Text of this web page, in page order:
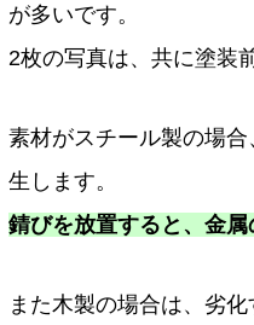
が多いです。
2枚の写真は、共に塗装
素材がスチール製の場
生します。
錆びを放置すると、金属
また木製の場合は、劣